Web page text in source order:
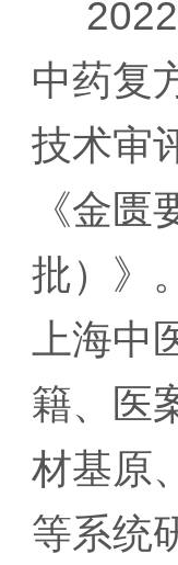
2022
中药复
技术审
《金
批）》
上海
籍、医
材基原
等系统